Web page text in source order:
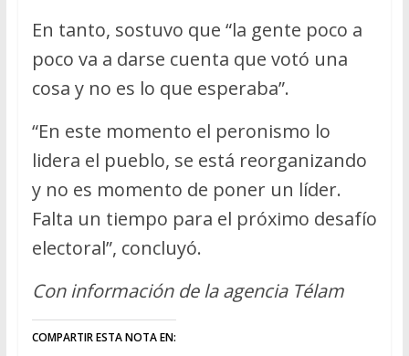
En tanto, sostuvo que “la gente poco a
poco va a darse cuenta que votó una
cosa y no es lo que esperaba”.
“En este momento el peronismo lo
lidera el pueblo, se está reorganizando
y no es momento de poner un líder.
Falta un tiempo para el próximo desafío
electoral”, concluyó.
Con información de la agencia Télam
COMPARTIR ESTA NOTA EN: